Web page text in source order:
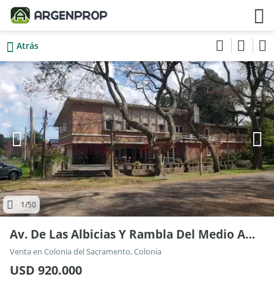
Atrás
1/50
Av. De Las Albicias Y Rambla Del Medio Ambiente
Venta en Colonia del Sacramento, Colonia
USD 920.000